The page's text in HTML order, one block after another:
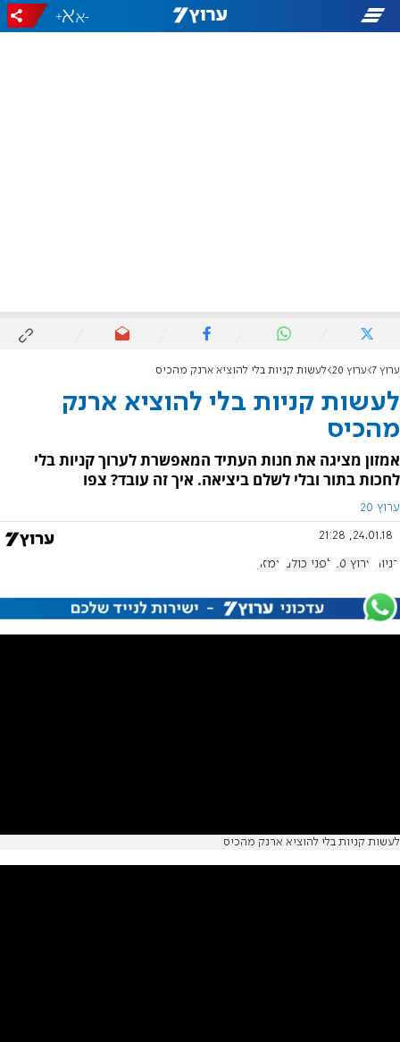
-
+
ערוץ 7 ערוץ 20 לעשות קניות בלי להוציא ארנק מהכיס
לעשות קניות בלי להוציא ארנק
מהכיס
אמזון מציגה את חנות העתיד המאפשרת לערוך קניות בלי
לחכות בתור ובלי לשלם ביציאה. איך זה עובד? צפו
ערוץ 20
24.01.18, 21:28
קניות ערוץ 20 לפני כולם אמזון
לעשות קניות בלי להוציא ארנק מהכיס